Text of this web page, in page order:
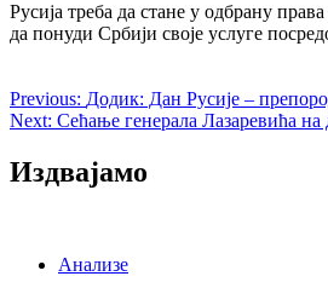
Русија треба да стане у одбрану
да понуди Србији своје услуге
Previous: Додик: Дан Русије –
Next: Сећање генерала Лазаревића
Издвајамо
Анализе